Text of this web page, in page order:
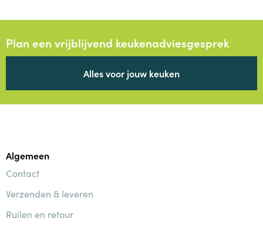
Plan een vrijblijvend keukenadviesgesprek
Alles voor jouw keuken
Algemeen
Contact
Verzenden & leveren
Ruilen en retour